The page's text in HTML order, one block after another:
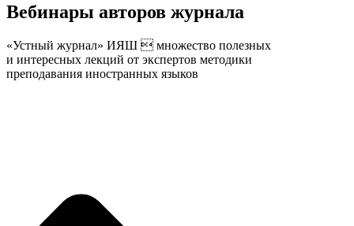
Вебинары авторов журнала
«Устный журнал» ИЯШ  множество полезных
и интересных лекций от экспертов методики
преподавания иностранных языков